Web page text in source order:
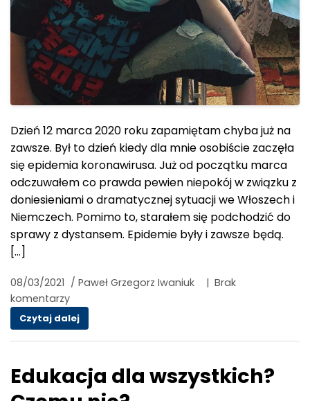
Dzień 12 marca 2020 roku zapamiętam chyba już na
zawsze. Był to dzień kiedy dla mnie osobiście zaczęła
się epidemia koronawirusa. Już od początku marca
odczuwałem co prawda pewien niepokój w związku z
doniesieniami o dramatycznej sytuacji we Włoszech i
Niemczech. Pomimo to, starałem się podchodzić do
sprawy z dystansem. Epidemie były i zawsze będą.
[…]
08/03/2021 / Paweł Grzegorz Iwaniuk | Brak
komentarzy
Czytaj dalejDla mnie epidemia zaczęła się dokładnie rok
Edukacja dla wszystkich?